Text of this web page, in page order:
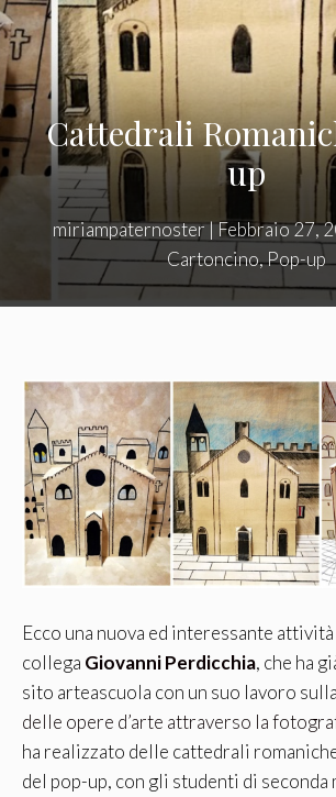
Cattedrali
up
miriampaternoster|Febbraio 27,
Cartoncino,Pop-up
Ecco una nuova ed interessante
collega Giovanni Perdicchia, che ha
sito arteascuola con un suo lavoro sulla
delle opere d’arte attraverso la
ha realizzato delle cattedrali
del pop-up, con gli studenti di seconda